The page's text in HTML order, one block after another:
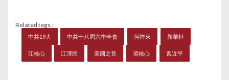
上、政治上對全黨有重
大影響力的領導人。鄧
小平退休之後，1992年
以「核心」身份發表南
巡講話，指點江山，江
Related tags :
中共19大 中共十八屆六中全會 何祚來 新華社
江核心 江澤民 美國之音 習核心 習近平